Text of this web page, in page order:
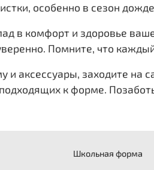
особенно в сезон
в комфорт и здоровье
Помните, что
аксессуары, заходите на
к форме.
Школьная форма